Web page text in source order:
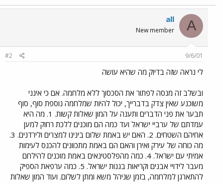
A
all
New member
9/6/01
#2
לי נראה שזה בדיוק מה שהיא עושה
ובשלב זה מנסה לפתור את הסכסוך ללא מלחמה. אם כי אינני
משוכנע שאין צדק בדברייך, יכול להיות שמלחמה נוספת סוף, סוף
תבער את פני הדברים ותענה על המון שאלות קשות. 1. מה היא
עמדתם של ערביי ישראל ועד כמה הם מוכנים ללכת רחוק למען
אחיהם השטחים. 2. האם יש באמת שלום בינינו למצרים ולירדנים. 3.
מה כוחה של עירק ואירן והאם הם באמת מתכוונים להכנס לעימות
אמיתי עם ישראל. 4. כמה מהפלסטינאים באמת מוכנים להילחם
מעבר לידויי אבנים וקריאות בגנות ישראל. 5. כמה ערפאת הספיק
להתארגן למלחמה, בזמן שניהל משא ומתן לשלום. ועוד המון שאלות